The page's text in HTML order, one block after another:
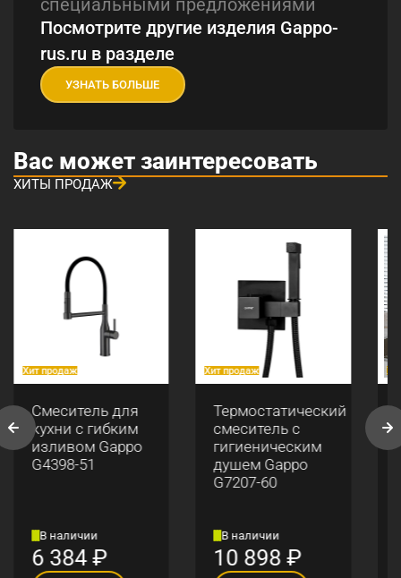
Посмотрите другие изделия Gappo-
rus.ru в разделе
УЗНАТЬ БОЛЬШЕ
Вас может заинтересовать
ХИТЫ ПРОДАЖ
Хит продаж
Смеситель для
кухни с гибким
изливом Gappo
G4398-51
В наличии
6 384₽
Хит продаж
Термостатический
смеситель с
гигиеническим
душем Gappo
G7207-60
В наличии
10 898₽